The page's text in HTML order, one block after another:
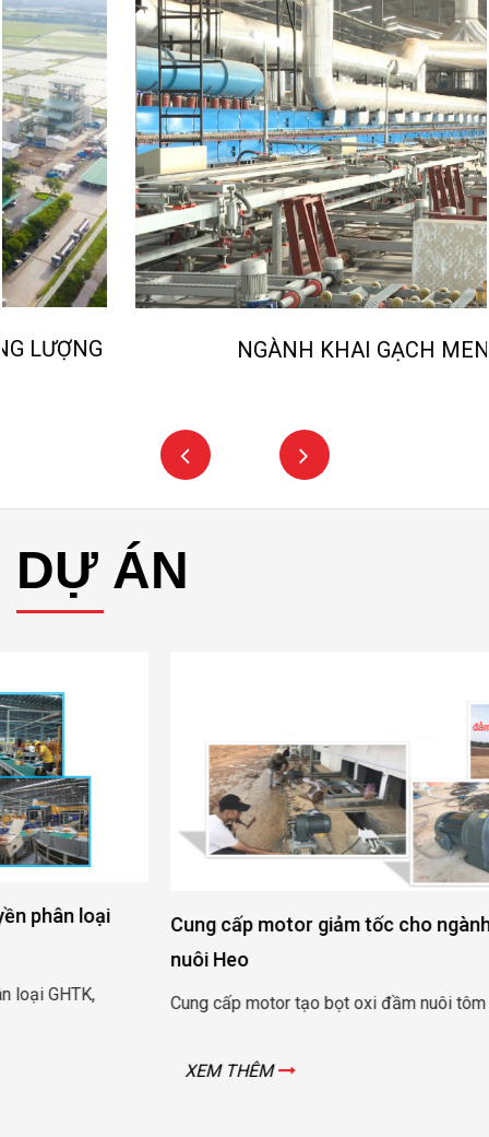
để làm giò chả, máy tuốt lúa, máy xay gạo ,
máy trộn bê tông để xây nhà, máy trộn bột mì
để làm bánh, máy khoan tường để tạo ra các lỗ
đóng đinh rồi treo các vật trang trí, máy mài để
mài các mắt kính …
ĐẠI KINH BẮC nhà nhập khẩu số 1 Việt Nam,
là đơn vị uy tín hàng đầu chuyên cung cấp các
sản phẩm chất lượng với nhiều tín năng ưu
điểm vượt trội.
Bạn thực sự là người mua hàng thông minh,
hãy đến với chúng tôi để cùng trải nghiệm chất
XEM THÊM ĐỘNG CƠ ĐIỆN 2 CỰC
THÊM ỘNG CƠ ĐIỆN 4 CỰC
ĐỘNG CƠ ĐIỆN 6 CỰC
XEM THÊM ĐỘNG
NGÀNH KHAI GẠCH MEN
DỰ ÁN
Cung cấp motor giảm tốc cho ngành chăn nuôi Tôm và
Cung cấp motor tạo bọt oxi đầm nuôi tôm Long Khánh – Trà Vinh